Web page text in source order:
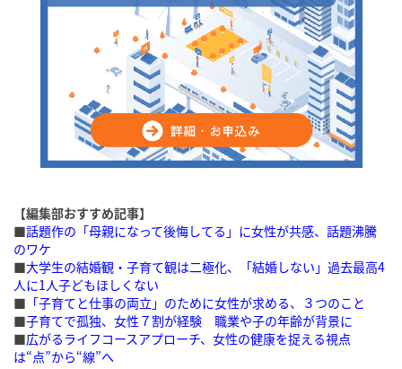
【編集部おすすめ記事】
■話題作の「母親になって後悔してる」に女性が共感、話題沸騰
のワケ
■大学生の結婚観・子育て観は二極化、「結婚しない」過去最高4
人に1人子どもほしくない
■ 「子育てと仕事の両立」のために女性が求める、３つのこと
■子育てで孤独、女性７割が経験 職業や子の年齢が背景に
■広がるライフコースアプローチ、女性の健康を捉える視点
は“点”から“線”へ